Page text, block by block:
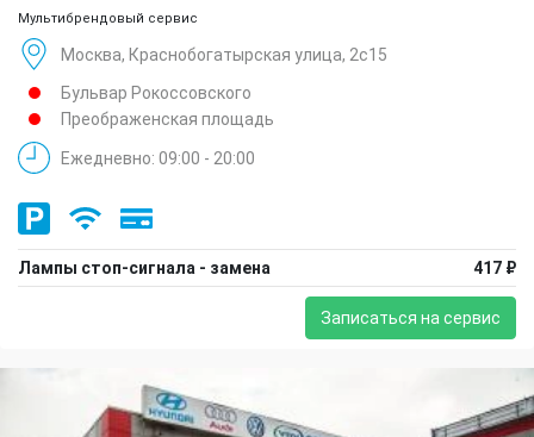
Мультибрендовый сервис
Москва, Краснобогатырская улица, 2с15
Бульвар Рокоссовского
Преображенская площадь
Ежедневно: 09:00 - 20:00
Лампы стоп-сигнала - замена 417 ₽
Записаться на сервис